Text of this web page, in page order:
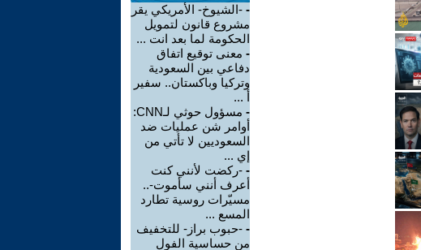
- -الشيوخ- الأمريكي يقر
مشروع قانون لتمويل
الحكومة لما بعد انت ...
- معنى توقيع اتفاق
دفاعي بين السعودية
وتركيا وباكستان.. سفير
أ ...
-
مسؤول حوثي لـCNN:
أوامر شن عمليات ضد
السعوديين لا تأتي من
إي ...
- -ركضت لأنني كنت
أعرف أنني سأموت-..
مسيّرات روسية تطارد
المسع ...
- -حبوب براز- للتخفيف
من حساسية الفول